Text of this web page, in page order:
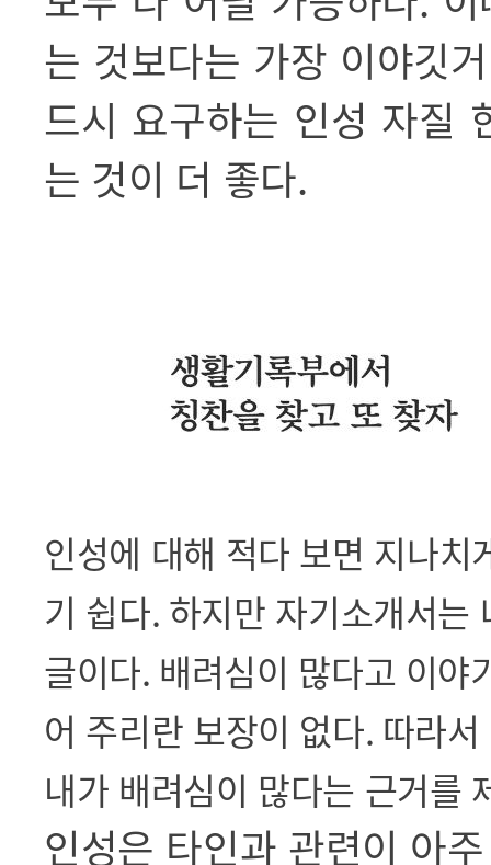
는 것보다는 가장 이야깃
드시 요구하는 인성 자질
는 것이 더 좋다.
인성에 대해 적다 보면 지나
기 쉽다. 하지만 자기소개서는
글이다. 배려심이 많다고 이야
어 주리란 보장이 없다. 따라
내가 배려심이 많다는 근거를
인성은 타인과 관련이 아